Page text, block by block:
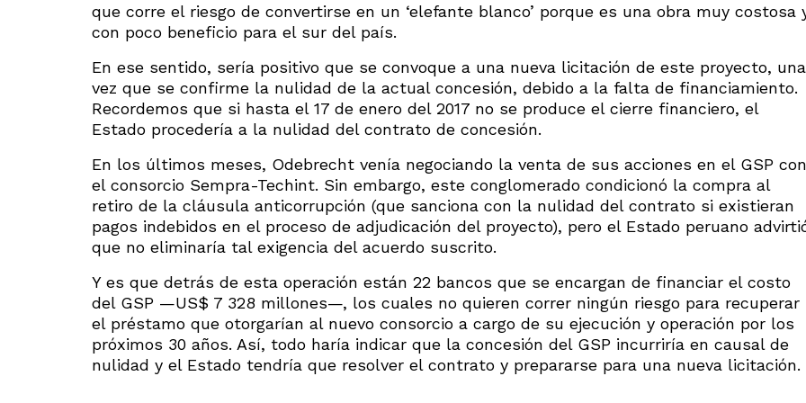
que corre el riesgo de convertirse en un ‘elefante blanco’ porque es una obra muy costosa
con poco beneficio para el sur del país.
En ese sentido, sería positivo que se convoque a una nueva licitación de este proyecto, una
vez que se confirme la nulidad de la actual concesión, debido a la falta de financiamiento.
Recordemos que si hasta el 17 de enero del 2017 no se produce el cierre financiero, el
Estado procedería a la nulidad del contrato de concesión.
En los últimos meses, Odebrecht venía negociando la venta de sus acciones en el GSP con
el consorcio Sempra-Techint. Sin embargo, este conglomerado condicionó la compra al
retiro de la cláusula anticorrupción (que sanciona con la nulidad del contrato si existieran
pagos indebidos en el proceso de adjudicación del proyecto), pero el Estado peruano
que no eliminaría tal exigencia del acuerdo suscrito.
Y es que detrás de esta operación están 22 bancos que se encargan de financiar el costo
del GSP —US$ 7 328 millones—, los cuales no quieren correr ningún riesgo para recuperar
el préstamo que otorgarían al nuevo consorcio a cargo de su ejecución y operación por los
próximos 30 años. Así, todo haría indicar que la concesión del GSP incurriría en causal de
nulidad y el Estado tendría que resolver el contrato y prepararse para una nueva licitación.